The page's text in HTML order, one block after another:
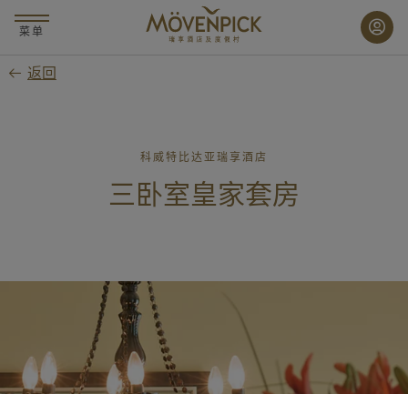
要
菜单
返回
科威特比达亚瑞享酒店
三卧室皇家套房